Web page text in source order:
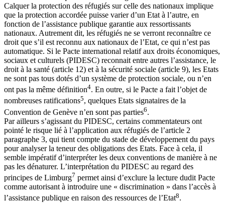
Calquer la protection des réfugiés sur celle des nationaux implique
que la protection accordée puisse varier d’un Etat à l’autre, en
fonction de l’assistance publique garantie aux ressortissants
nationaux. Autrement dit, les réfugiés ne se verront reconnaître ce
droit que s’il est reconnu aux nationaux de l’Etat, ce qui n’est pas
automatique. Si le Pacte international relatif aux droits économiques,
sociaux et culturels (PIDESC) reconnait entre autres l’assistance, le
droit à la santé (article 12) et à la sécurité sociale (article 9), les Etats
ne sont pas tous dotés d’un système de protection sociale, ou n’en
ont pas la même définition4. En outre, si le Pacte a fait l’objet de
nombreuses ratifications5, quelques Etats signataires de la
Convention de Genève n’en sont pas parties6.
Par ailleurs s’agissant du PIDESC, certains commentateurs ont
pointé le risque lié à l’application aux réfugiés de l’article 2
paragraphe 3, qui tient compte du stade de développement du pays
pour analyser la teneur des obligations des Etats. Face à cela, il
semble impératif d’interpréter les deux conventions de manière à ne
pas les dénaturer. L’interprétation du PIDESC au regard des
principes de Limburg7 permet ainsi d’exclure la lecture dudit Pacte
comme autorisant à introduire une « discrimination » dans l’accès à
l’assistance publique en raison des ressources de l’Etat8.